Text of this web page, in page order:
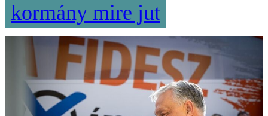
kormány mire jut